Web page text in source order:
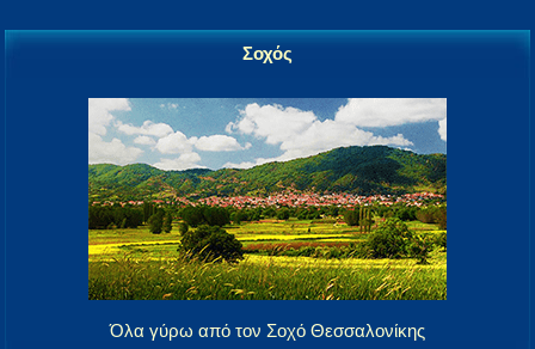
Σοχός
Όλα γύρω από τον Σοχό Θεσσαλονίκης